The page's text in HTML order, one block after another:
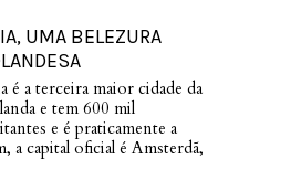
UMA BELEZURA
é a terceira maior cidade da
e tem 600 mil
e é praticamente a
a capital oficial é Amsterdã,